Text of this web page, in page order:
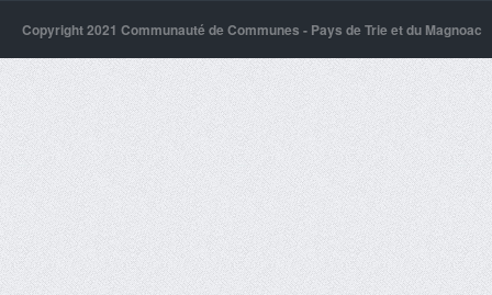
Copyright 2021 Communauté de Communes - Pays de Trie et du Magnoac